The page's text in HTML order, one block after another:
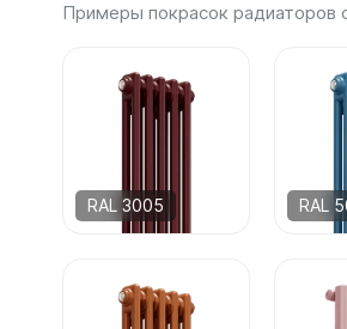
Примеры покрасок радиаторов
RAL 3005 RAL